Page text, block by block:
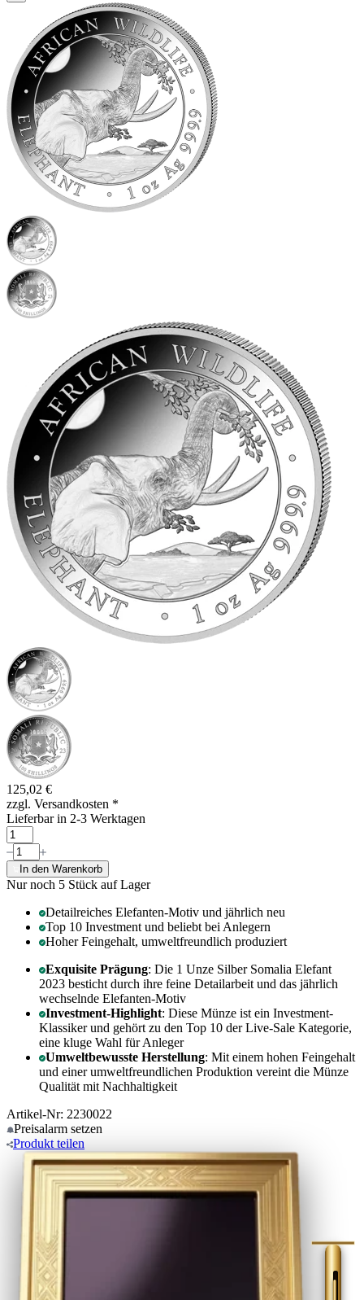
125,02 €
zzgl. Versandkosten *
Lieferbar in 2-3 Werktagen
In den Warenkorb
Nur noch 5 Stück auf Lager
Detailreiches Elefanten-Motiv und jährlich neu
Top 10 Investment und beliebt bei Anlegern
Hoher Feingehalt, umweltfreundlich produziert
Exquisite Prägung: Die 1 Unze Silber Somalia Elefant
2023 besticht durch ihre feine Detailarbeit und das jährlich
wechselnde Elefanten-Motiv
Investment-Highlight: Diese Münze ist ein Investment-
Klassiker und gehört zu den Top 10 der Live-Sale Kategorie,
eine kluge Wahl für Anleger
Umweltbewusste Herstellung: Mit einem hohen Feingehalt
und einer umweltfreundlichen Produktion vereint die Münze
Qualität mit Nachhaltigkeit
Artikel-Nr: 2230022
Preisalarm setzen
Produkt teilen